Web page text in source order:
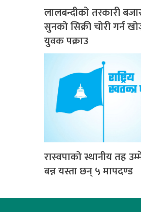
लालबन्दीको तरकारी
सुनको सिक्री चोरी गर्न
युवक पक्राउ
रास्वपाको स्थानीय तह
बन्न यस्ता छन् ५ मापदण्ड